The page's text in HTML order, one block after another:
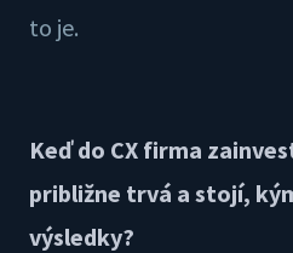
to je.
Keď do CX firma
približne trvá a stojí,
výsledky?